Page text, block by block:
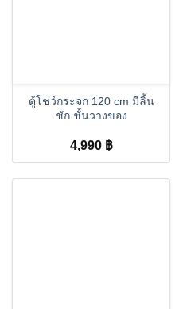
ตู้โชว์กระจก 120 cm มีลิ้น
ชัก ชั้นวางของ
4,990 ฿